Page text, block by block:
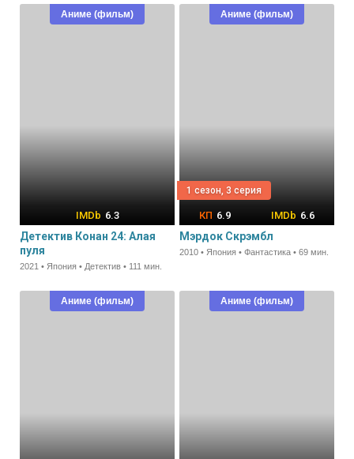
Аниме (фильм)
6.3
Детектив Конан 24: Алая
пуля
2021 • Япония • Детектив • 111 мин.
1 сезон, 3 серия
Аниме (фильм)
6.9 6.6
Мэрдок Скрэмбл
2010 • Япония • Фантастика • 69 мин.
Аниме (фильм) Аниме (фильм)